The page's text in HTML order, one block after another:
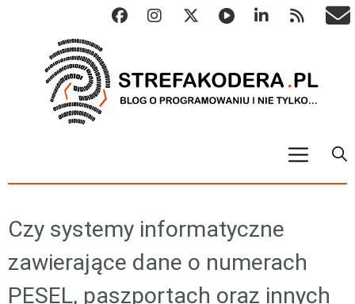
ALGO
Abstrakcyjne struktury danych
Metody numeryczne
Algorytmy sortowania
Czy systemy informatyczne
zawierające dane o numerach
PESEL, paszportach oraz innych